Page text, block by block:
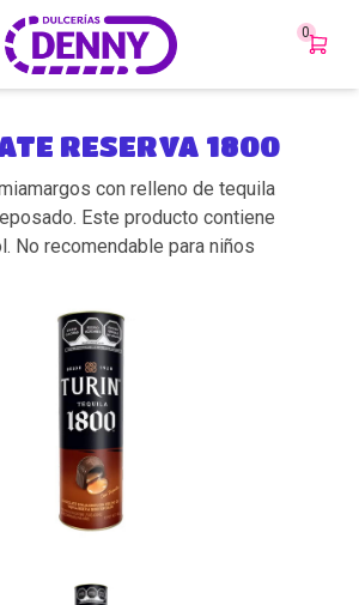
0
RESERVA 1800
con relleno de tequila
Este producto contiene
No recomendable para niños